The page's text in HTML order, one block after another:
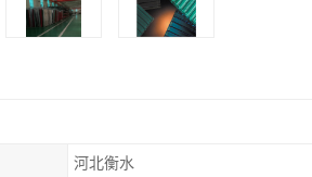
河北衡水